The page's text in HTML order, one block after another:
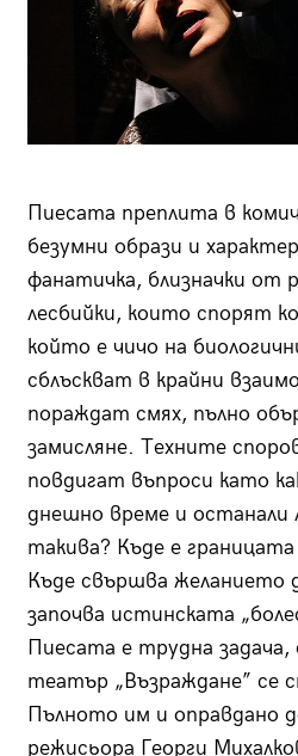
Пиесата преплита в
безумни образи и
фанатичка, близначки от
лесбийки, които спорят
който е чичо на
сблъскват в крайни
пораждат смях, пълно
замисляне. Техните
повдигат въпроси като
днешно време и останали
такива? Къде е
Къде свършва желанието
започва истинската
Пиесата е трудна
театър „Възраждане” се
Пълното им и оправдано
режисьора Георги